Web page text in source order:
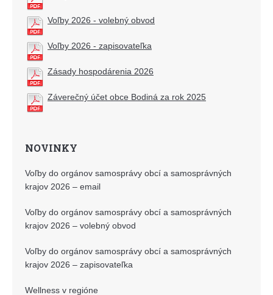
Voľby 2026 - volebný obvod
Voľby 2026 - zapisovateľka
Zásady hospodárenia 2026
Záverečný účet obce Bodiná za rok 2025
NOVINKY
Voľby do orgánov samosprávy obcí a samosprávných
krajov 2026 – email
Voľby do orgánov samosprávy obcí a samosprávných
krajov 2026 – volebný obvod
Voľby do orgánov samosprávy obcí a samosprávných
krajov 2026 – zapisovateľka
Wellness v regióne